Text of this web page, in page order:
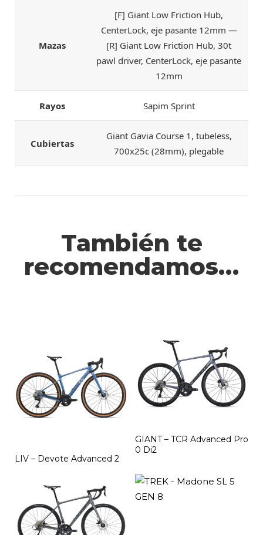
Mazas
[F] Giant Low Friction Hub,
CenterLock, eje pasante 12mm —
[R] Giant Low Friction Hub, 30t
pawl driver, CenterLock, eje pasante
12mm
Rayos Sapim Sprint
Cubiertas
Giant Gavia Course 1, tubeless,
700x25c (28mm), plegable
También te
recomendamos…
LIV – Devote Advanced 2
GIANT – TCR Advanced Pro
0 Di2
producto
tiene
múltiples